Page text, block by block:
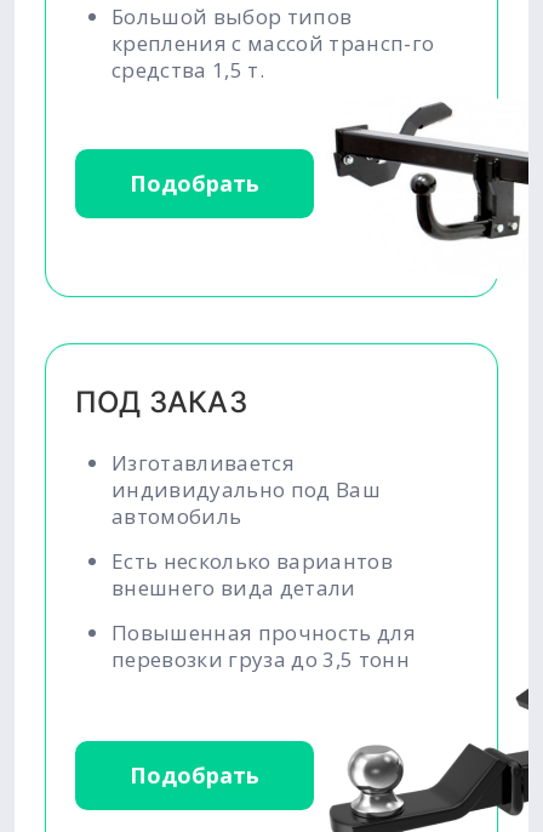
Большой выбор типов
крепления с массой трансп-го
средства 1,5 т.
Подобрать
ПОД ЗАКАЗ
Изготавливается
индивидуально под Ваш
автомобиль
Есть несколько вариантов
внешнего вида детали
Повышенная прочность для
перевозки груза до 3,5 тонн
Подобрать